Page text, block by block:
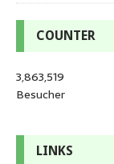
COUNTER
3,863,519
Besucher
LINKS